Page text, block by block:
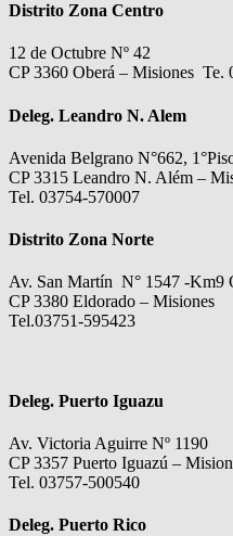
Distrito Zona Centro
12 de Octubre Nº 42
CP 3360 Oberá – Misiones Te.
Deleg. Leandro N. Alem
Avenida Belgrano N°662,
CP 3315 Leandro N. Além –
Tel. 03754-570007
Distrito Zona Norte
Av. San Martín N° 1547 -Km9
CP 3380 Eldorado – Misiones
Tel.03751-595423
Deleg. Puerto Iguazu
Av. Victoria Aguirre Nº 1190
CP 3357 Puerto Iguazú –
Tel. 03757-500540
Deleg. Puerto Rico